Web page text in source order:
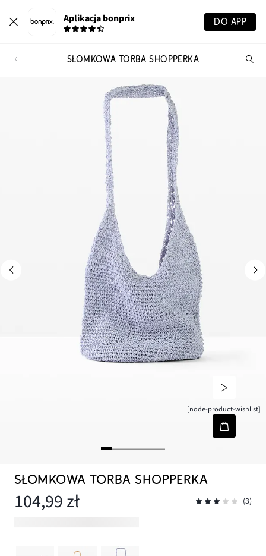
Aplikacja bonprix DO APP
SŁOMKOWA TORBA SHOPPERKA
[node-product-wishlist]
SŁOMKOWA TORBA SHOPPERKA
104,99 zł (3)